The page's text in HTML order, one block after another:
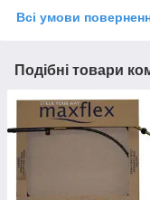
Всі умови
Подібні товари